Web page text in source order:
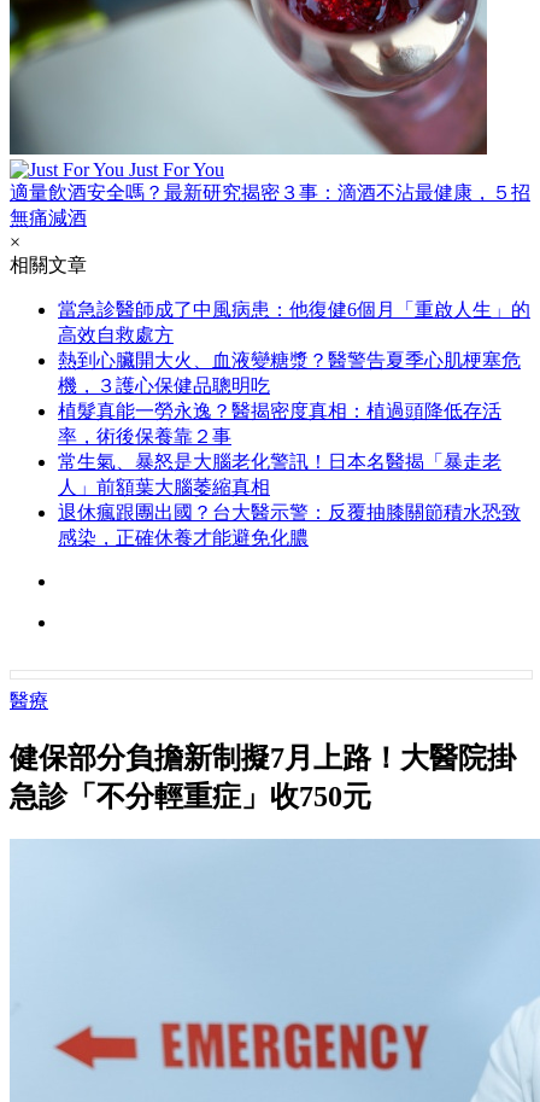
Just For You
適量飲酒安全嗎？最新研究揭密３事：滴酒不沾最健康，５招
無痛減酒
×
相關文章
當急診醫師成了中風病患：他復健6個月「重啟人生」的
高效自救處方
熱到心臟開大火、血液變糖漿？醫警告夏季心肌梗塞危
機，３護心保健品聰明吃
植髮真能一勞永逸？醫揭密度真相：植過頭降低存活
率，術後保養靠２事
常生氣、暴怒是大腦老化警訊！日本名醫揭「暴走老
人」前額葉大腦萎縮真相
退休瘋跟團出國？台大醫示警：反覆抽膝關節積水恐致
感染，正確休養才能避免化膿
醫療
健保部分負擔新制擬7月上路！大醫院掛
急診「不分輕重症」收750元